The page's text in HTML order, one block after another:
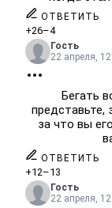
ОТВЕТИТЬ
+26–4
Гость
22 апреля,
Бегать
за что вы
ОТВЕТИТЬ
+12–13
Гость
22 апреля,